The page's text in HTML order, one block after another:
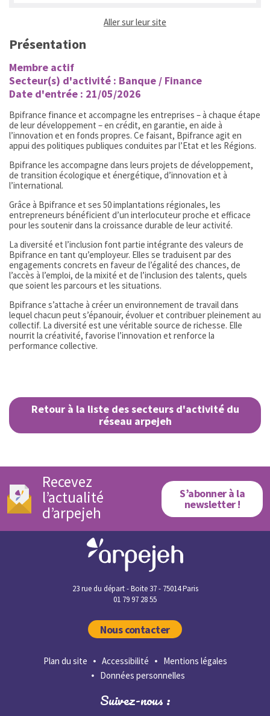
Aller sur leur site
Présentation
Membre actif
Secteur(s) d'activité : Banque / Finance
Date d'entrée : 21/05/2026
Bpifrance finance et accompagne les entreprises – à chaque étape
de leur développement – en crédit, en garantie, en aide à
l’innovation et en fonds propres. Ce faisant, Bpifrance agit en
appui des politiques publiques conduites par l’Etat et les Régions.
Bpifrance les accompagne dans leurs projets de développement,
de transition écologique et énergétique, d’innovation et à
l’international.
Grâce à Bpifrance et ses 50 implantations régionales, les
entrepreneurs bénéficient d’un interlocuteur proche et efficace
pour les soutenir dans la croissance durable de leur activité.
La diversité et l’inclusion font partie intégrante des valeurs de
Bpifrance en tant qu’employeur. Elles se traduisent par des
engagements concrets en faveur de l’égalité des chances, de
l’accès à l’emploi, de la mixité et de l’inclusion des talents, quels
que soient les parcours et les situations.
Bpifrance s’attache à créer un environnement de travail dans
lequel chacun peut s’épanouir, évoluer et contribuer pleinement au
collectif. La diversité est une véritable source de richesse. Elle
nourrit la créativité, favorise l’innovation et renforce la
performance collective.
Retour à la liste des secteurs d'activité du
réseau arpejeh
Recevez
l’actualité
d’arpejeh
S’abonner à la
newsletter !
23 rue du départ - Boite 37 - 75014 Paris
01 79 97 28 55
Nous contacter
Plan du site Accessibilité
Mentions légales
Données personnelles
Suivez-nous :